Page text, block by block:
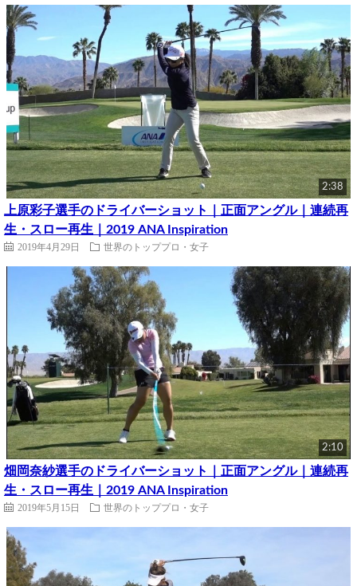
2:38
上原彩子選手のドライバーショット｜正面アングル｜連続再
生・スロー再生｜2019 ANA Inspiration
2019年4月29日 世界のトッププロ・女子
2:10
畑岡奈紗選手のドライバーショット｜正面アングル｜連続再
生・スロー再生｜2019 ANA Inspiration
2019年5月15日 世界のトッププロ・女子